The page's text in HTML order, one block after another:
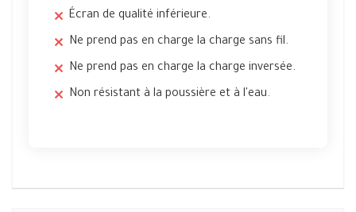
Écran de qualité inférieure.
Ne prend pas en charge la charge sans fil.
Ne prend pas en charge la charge inversée.
Non résistant à la poussière et à l'eau.